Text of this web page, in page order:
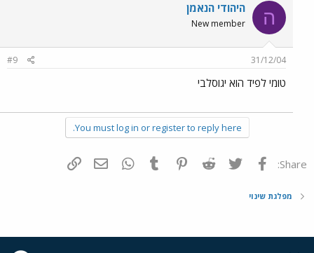
ה היהודי הנאמן
New member
31/12/04
#9
טומי לפיד הוא יגוסלבי
You must log in or register to reply here.
Share: פייסבוק Twitter
Reddit
Pinterest
Tumblr
WhatsAppדואר אלקטרוני
מפלגת שינוי